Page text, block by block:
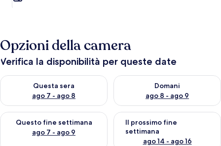
Opzioni della camera
Verifica la disponibilità per queste date
Questa sera
ago 7 - ago 8
Verifica la disponibilità per questa sera, ago 7 - ago 8
Domani
ago 8 - ago 9
Verifica la disponibilità per
Questo fine settimana
ago 7 - ago 9
Verifica la disponibilità per questo fine settimana, ago 7 - ago
Il prossimo fine
settimana
ago 14 - ago 16
Verifica la disponibilità per il